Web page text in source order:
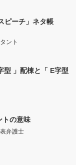
ピーチ」ネタ帳
ント
型 」配棟と「 E字型
の意味
弁護士